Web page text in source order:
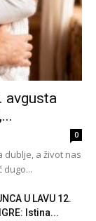
avgusta
0
dublje, a život nas
U LAVU 12.
Istina...